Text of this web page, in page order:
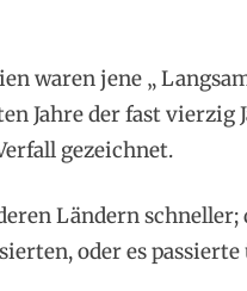
waren jene „
Jahre der fast vierzig
gezeichnet.
Ländern
oder es passierte